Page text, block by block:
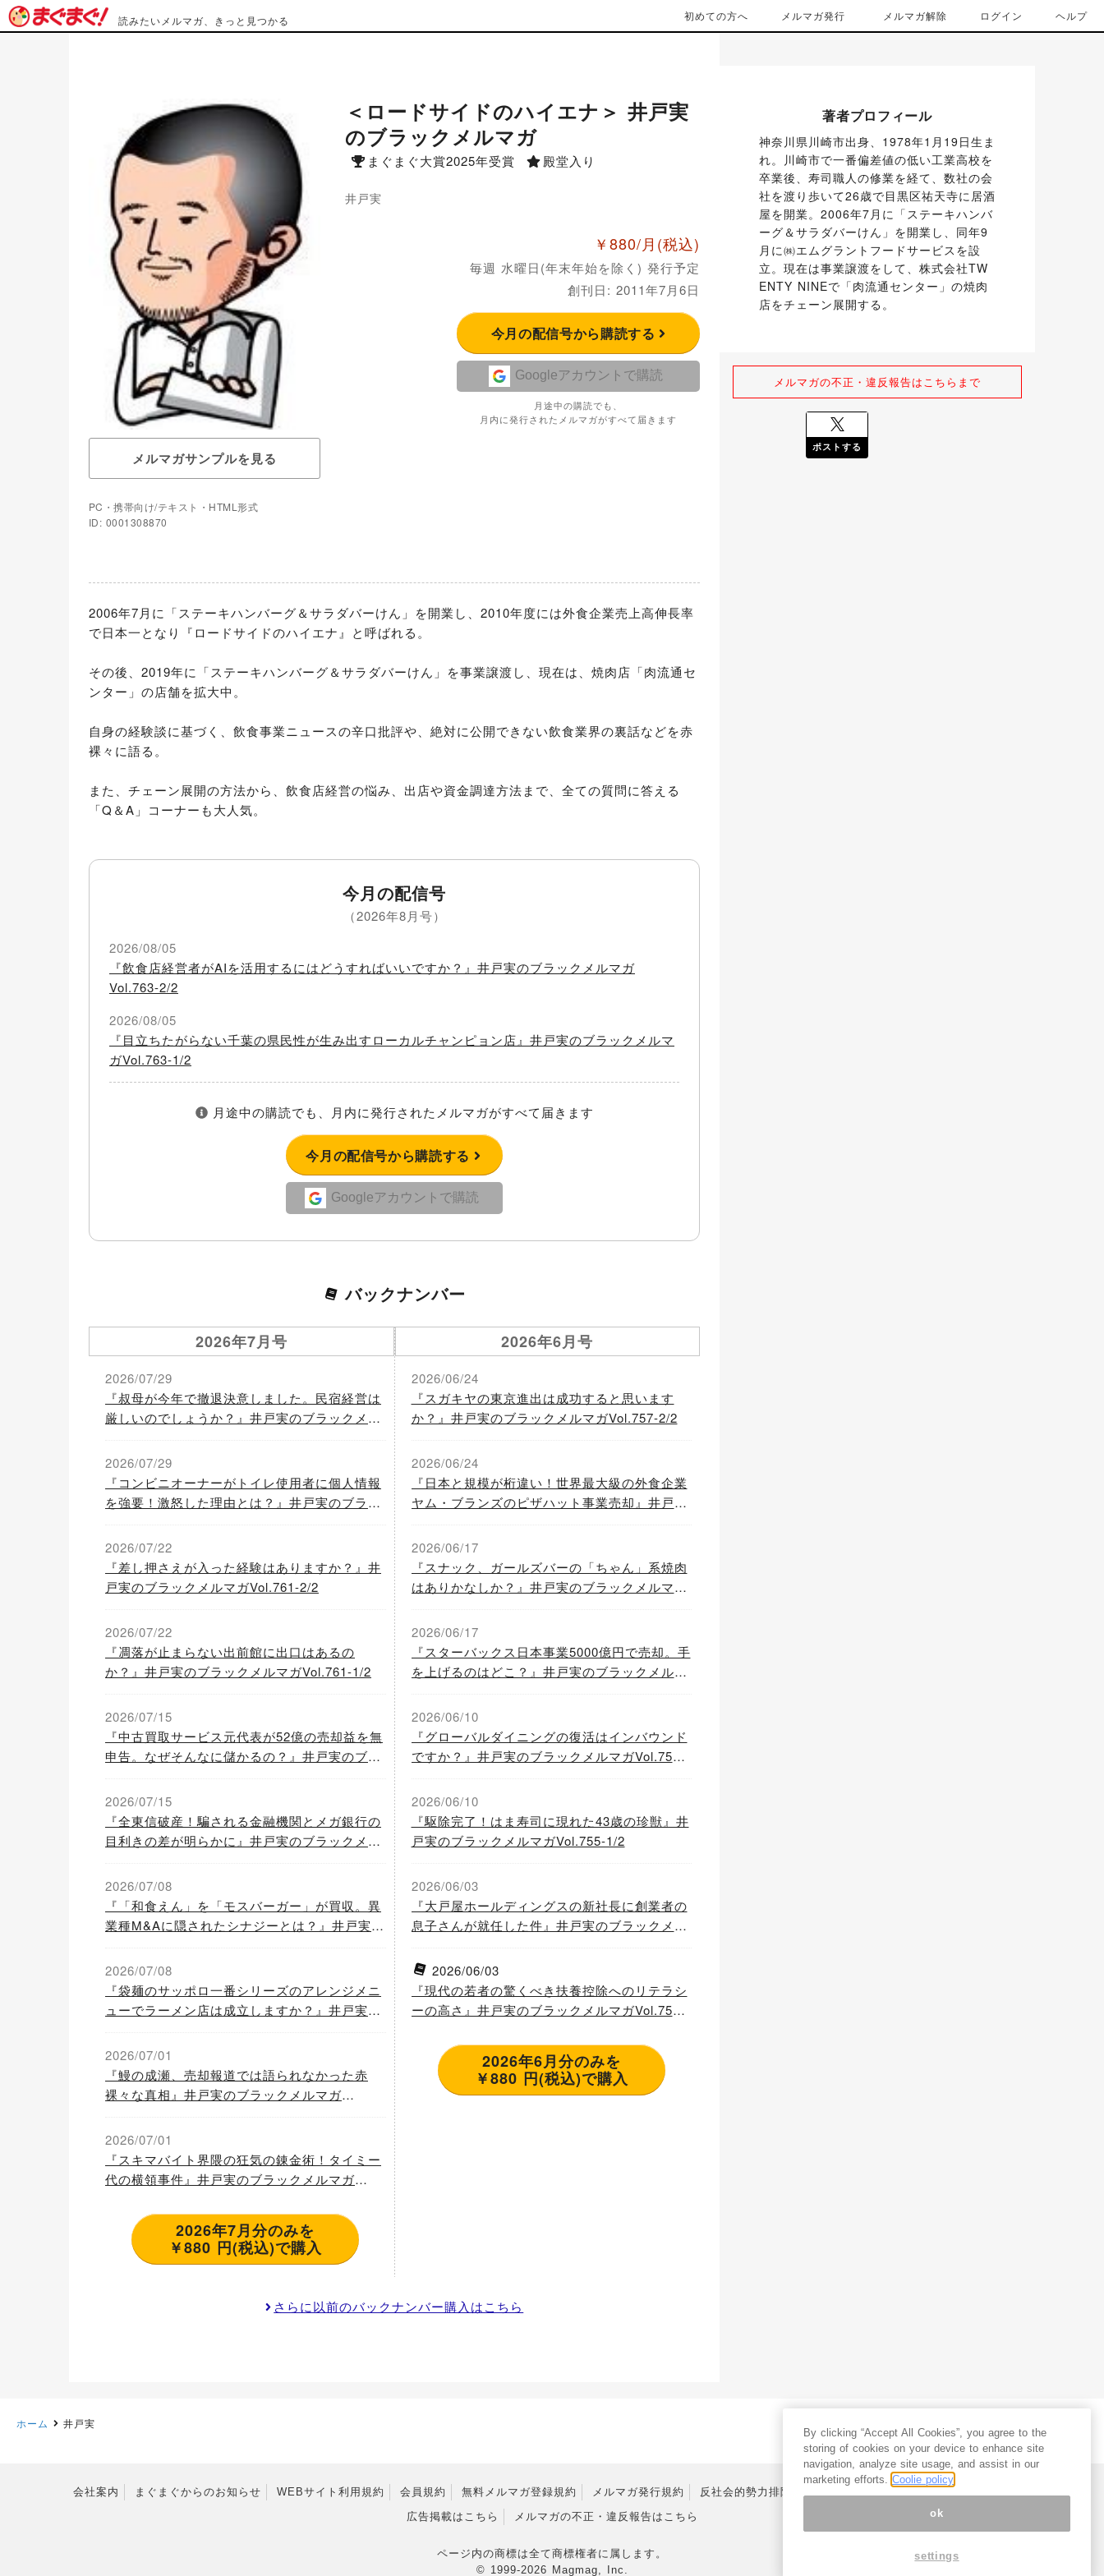
読みたいメルマガ、きっと見つかる 初めての方へ メルマガ発行 メルマガ解除 ログイン ヘルプ
メルマガサンプルを見る
PC・携帯向け/テキスト・HTML形式
ID: 0001308870
＜ロードサイドのハイエナ＞ 井戸実
のブラックメルマガ
まぐまぐ大賞2025年受賞 殿堂入り
井戸実
￥880/月 (税込)
毎週 水曜日(年末年始を除く) 発行予定
創刊日: 2011年7月6日
今月の配信号から購読する
Googleアカウントで購読
月途中の購読でも、
月内に発行されたメルマガがすべて届きます
2006年7月に「ステーキハンバーグ＆サラダバーけん」を開業し、2010年度には外食企業売上高伸長率
で日本一となり『ロードサイドのハイエナ』と呼ばれる。
その後、2019年に「ステーキハンバーグ＆サラダバーけん」を事業譲渡し、現在は、焼肉店「肉流通セ
ンター」の店舗を拡大中。
自身の経験談に基づく、飲食事業ニュースの辛口批評や、絶対に公開できない飲食業界の裏話などを赤
裸々に語る。
また、チェーン展開の方法から、飲食店経営の悩み、出店や資金調達方法まで、全ての質問に答える
「Q＆A」コーナーも大人気。
今月の配信号
（2026年8月号）
2026/08/05
『飲食店経営者がAIを活用するにはどうすればいいですか？』井戸実のブラックメルマガ
Vol.763-2/2
2026/08/05
『目立ちたがらない千葉の県民性が生み出すローカルチャンピョン店』井戸実のブラックメルマ
ガVol.763-1/2
月途中の購読でも、月内に発行されたメルマガがすべて届きます
今月の配信号から購読する
Googleアカウントで購読
バックナンバー
2026年7月号
2026/07/29
『叔母が今年で撤退決意しました。民宿経営は
厳しいのでしょうか？』井戸実のブラックメル
2026/07/29
『コンビニオーナーがトイレ使用者に個人情報
を強要！激怒した理由とは？』井戸実のブラッ
2026/07/22
『差し押さえが入った経験はありますか？』井
戸実のブラックメルマガVol.761-2/2
2026/07/22
『凋落が止まらない出前館に出口はあるの
か？』井戸実のブラックメルマガVol.761-1/2
2026/07/15
『中古買取サービス元代表が52億の売却益を無
申告。なぜそんなに儲かるの？』井戸実のブラ
2026/07/15
『全東信破産！騙される金融機関とメガ銀行の
目利きの差が明らかに』井戸実のブラックメル
2026/07/08
『「和食えん」を「モスバーガー」が買収。異
業種M&Aに隠されたシナジーとは？』井戸実の
2026/07/08
『袋麺のサッポロ一番シリーズのアレンジメニ
ューでラーメン店は成立しますか？』井戸実の
2026/07/01
『鰻の成瀬、売却報道では語られなかった赤
裸々な真相』井戸実のブラックメルマガ
2026/07/01
『スキマバイト界隈の狂気の錬金術！タイミー
代の横領事件』井戸実のブラックメルマガ
2026年7月分のみを
￥880 円(税込)で購入
2026年6月号
2026/06/24
『スガキヤの東京進出は成功すると思います
か？』井戸実のブラックメルマガVol.757-2/2
2026/06/24
『日本と規模が桁違い！世界最大級の外食企業
ヤム・ブランズのピザハット事業売却』井戸実
2026/06/17
『スナック、ガールズバーの「ちゃん」系焼肉
はありかなしか？』井戸実のブラックメルマガ
2026/06/17
『スターバックス日本事業5000億円で売却。手
を上げるのはどこ？』井戸実のブラックメルマ
2026/06/10
『グローバルダイニングの復活はインバウンド
ですか？』井戸実のブラックメルマガVol.755-
2026/06/10
『駆除完了！はま寿司に現れた43歳の珍獣』井
戸実のブラックメルマガVol.755-1/2
2026/06/03
『大戸屋ホールディングスの新社長に創業者の
息子さんが就任した件』井戸実のブラックメル
2026/06/03
『現代の若者の驚くべき扶養控除へのリテラシ
ーの高さ』井戸実のブラックメルマガVol.754-
2026年6月分のみを
￥880 円(税込)で購入
さらに以前のバックナンバー購入はこちら
著者プロフィール
神奈川県川崎市出身、1978年1月19日生ま
れ。川崎市で一番偏差値の低い工業高校を
卒業後、寿司職人の修業を経て、数社の会
社を渡り歩いて26歳で目黒区祐天寺に居酒
屋を開業。2006年7月に「ステーキハンバ
ーグ＆サラダバーけん」を開業し、同年9
月に㈱エムグラントフードサービスを設
立。現在は事業譲渡をして、株式会社TW
ENTY NINEで「肉流通センター」の焼肉
店をチェーン展開する。
メルマガの不正・違反報告はこちらまで
ポストする
ホーム 井戸実
会社案内 まぐまぐからのお知らせ WEBサイト利用規約 会員規約 無料メルマガ登録規約 メルマガ発行規約 反社会的勢力排除宣言
広告掲載はこちら
メルマガの不正・違反報告はこちら
ページ内の商標は全て商標権者に属します。
© 1999-2026 Magmag, Inc.
By clicking “Accept All Cookies”, you agree to the
storing of cookies on your device to enhance site
navigation, analyze site usage, and assist in our
marketing efforts. Coolie policy
ok
settings